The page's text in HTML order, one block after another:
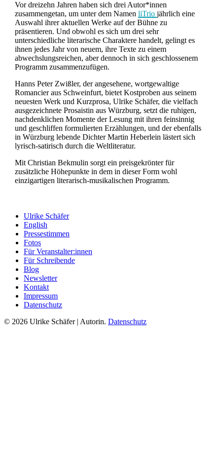
Vor dreizehn Jahren haben sich drei Autor*innen
zusammengetan, um unter dem Namen liTrio jährlich eine
Auswahl ihrer aktuellen Werke auf der Bühne zu
präsentieren. Und obwohl es sich um drei sehr
unterschiedliche literarische Charaktere handelt, gelingt es
ihnen jedes Jahr von neuem, ihre Texte zu einem
abwechslungsreichen, aber dennoch in sich geschlossenem
Programm zusammenzufügen.
Hanns Peter Zwißler, der angesehene, wortgewaltige
Romancier aus Schweinfurt, bietet Kostproben aus seinem
neuesten Werk und Kurzprosa, Ulrike Schäfer, die vielfach
ausgezeichnete Prosaistin aus Würzburg, setzt die ruhigen,
nachdenklichen Momente der Lesung mit ihren feinsinnig
und geschliffen formulierten Erzählungen, und der ebenfalls
in Würzburg lebende Dichter Martin Heberlein lästert sich
lyrisch-satirisch durch die Weltliteratur.
Mit Christian Bekmulin sorgt ein preisgekrönter für
zusätzliche Höhepunkte in dem in dieser Form wohl
einzigartigen literarisch-musikalischen Programm.
Ulrike Schäfer
English
Pressestimmen
Fotos
Für Veranstalter:innen
Für Schreibende
Blog
Newsletter
Kontakt
Impressum
Datenschutz
© 2026 Ulrike Schäfer | Autorin. Datenschutz